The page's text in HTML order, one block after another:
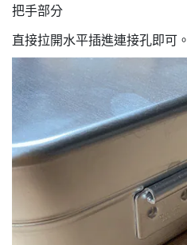
把手部分
直接拉開水平插進連接孔即可。